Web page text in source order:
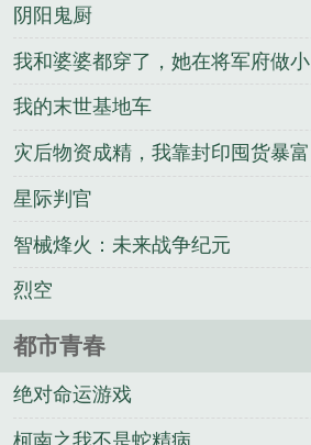
阴阳鬼厨
我和婆婆都穿了，她在将军府做小
我的末世基地车
灾后物资成精，我靠封印囤货暴富
星际判官
智械烽火：未来战争纪元
烈空
都市青春
绝对命运游戏